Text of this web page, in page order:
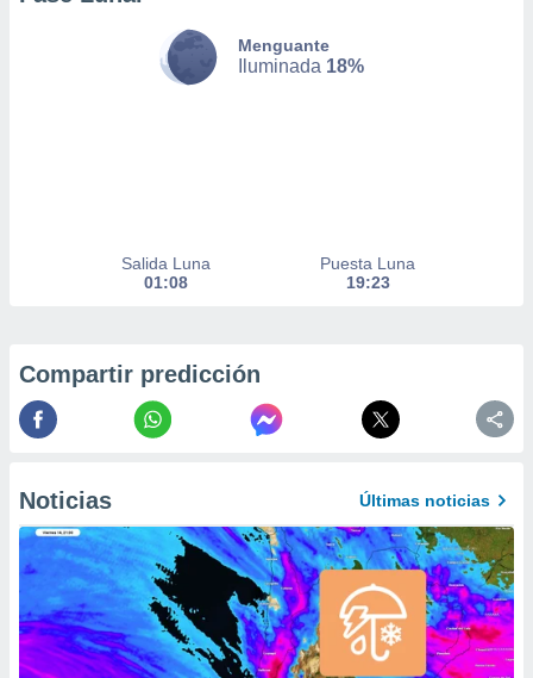
en
a lo que
Para
datos
momento
en
en
en
Menguante
Iluminada 18%
Salida Luna
01:08
Puesta Luna
19:23
Compartir predicción
Noticias Últimas noticias